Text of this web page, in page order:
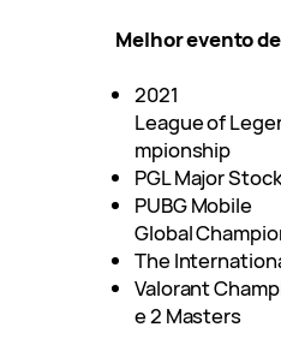
Melhor evento
2021
League of
mpionship
PGL Major
PUBG Mobile
Global
The
Valorant
e 2 Masters